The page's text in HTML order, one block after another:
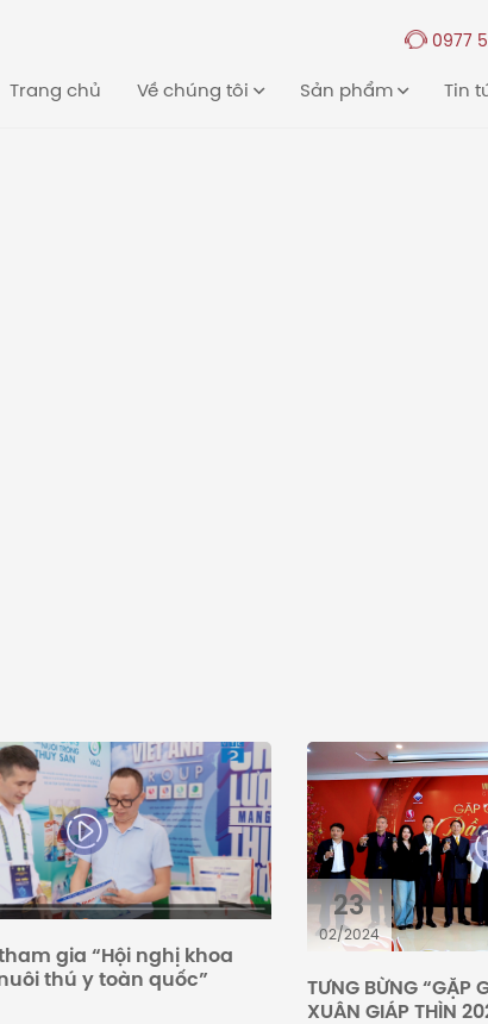
0977
Trang chủ Về chúng tôi Sản phẩm Tin
gia “Hội nghị khoa
thú y toàn quốc”
23
02/2024
TƯNG BỪNG “GẶP
XUÂN GIÁP THÌN